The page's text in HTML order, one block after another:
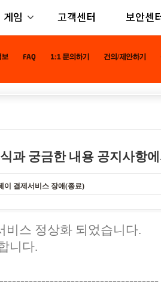
게임 고객센터 보안센
과 궁금한 내용 공지사항
이 결제서비스 장애(종료)
비스 정상화 되었습니다.
니다.